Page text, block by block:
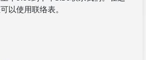
以使用联络表。